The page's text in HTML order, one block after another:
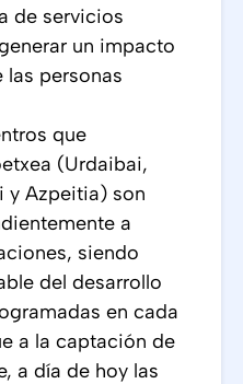
de servicios
un impacto
las personas
que
(Urdaibai,
y Azpeitia) son
a
siendo
del desarrollo
en cada
a la captación de
a día de hoy las